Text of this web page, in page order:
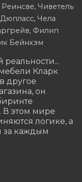
Чиветель
Чела
Филип
Бейнхэм
Кларк
другое
он
В этом мире
логике, а
за каждым